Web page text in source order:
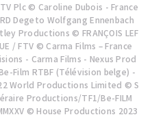
Plc © Caroline Dubois - France
Degeto Wolfgang Ennenbach
Productions © FRANÇOIS LEF
/ FTV © Carma Films – France
- Carma Films - Nexus Prod
Film RTBF (Télévision belge) -
World Productions Limited © S
Productions/TF1/Be-FILM
© House Productions 2023